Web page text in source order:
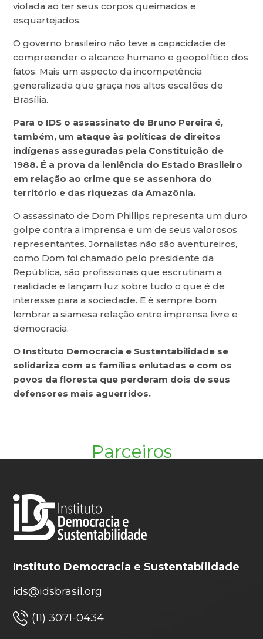
violada ao ter seus corpos queimados e
esquartejados.
O governo brasileiro não teve a capacidade de
compreender o alcance humano e geopolítico dos
fatos. Mais um aspecto da incompetência
generalizada que graça nos altos escalões de
Brasília.
Para o IDS o assassinato de Bruno Pereira é,
também, um ataque às políticas de direitos
indígenas asseguradas pela Constituição de
1988. É a prova da leniência do Estado Brasileiro
em relação ao crime que se assenhora do
território e das riquezas da Amazônia.
O assassinato de Dom Phillips representa um duro
golpe contra a imprensa e um de seus valorosos
representantes. Jornalistas não são aventureiros,
como Dom foi chamado pelo presidente da
República, são profissionais que escrutinam a
realidade e lançam luz sobre tudo o que é de
interesse para a sociedade. E é sempre bom
lembrar a siamesa relação entre imprensa livre e
democracia.
O Instituto Democracia e Sustentabilidade se
solidariza com as famílias enlutadas e com os
povos da floresta que perderam dois de seus
defensores mais aguerridos.
Parceiros
Instituto Democracia e Sustentabilidade
ids@idsbrasil.org
(11) 3071-0434